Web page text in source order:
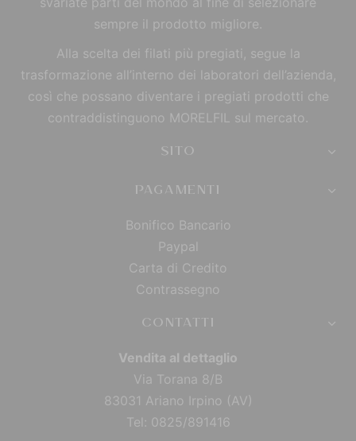
sempre il prodotto migliore.
Alla scelta dei filati più pregiati, segue la
trasformazione all’interno dei laboratori dell’azienda,
così che possano diventare i pregiati prodotti che
contraddistinguono MORELFIL sul mercato.
SITO
PAGAMENTI
Bonifico Bancario
Paypal
Carta di Credito
Contrassegno
CONTATTI
Vendita al dettaglio
Via Torana 8/B
83031 Ariano Irpino (AV)
Tel: 0825/891416